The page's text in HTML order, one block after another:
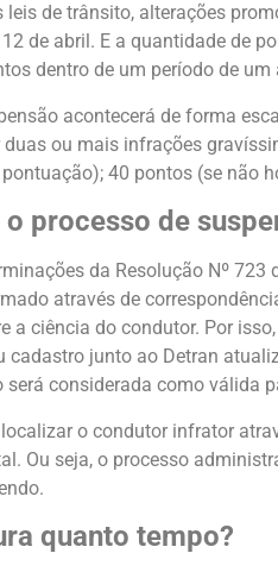
leis de trânsito, alterações
de abril. E a quantidade de
dentro de um período de
acontecerá de forma
ou mais infrações
40 pontos (se não
processo de
da Resolução Nº 723
através de
a ciência do condutor. Por
cadastro junto ao Detran
será considerada como válida
o condutor infrator
Ou seja, o processo
quanto tempo?